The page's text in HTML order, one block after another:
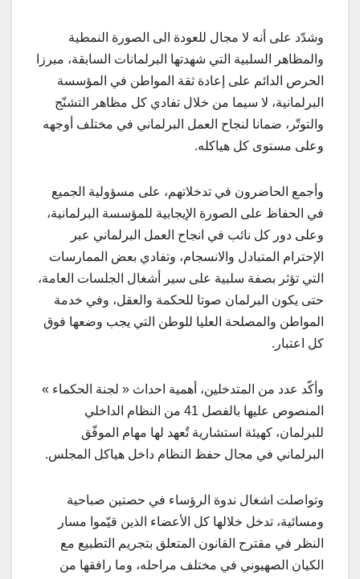
وشدّد على أنه لا مجال للعودة الى الصورة النمطية
والمظاهر السلبية التي شهدتها البرلمانات السابقة، مبرزا
الحرص الدائم على إعادة ثقة المواطن في المؤسسة
البرلمانية، لا سيما من خلال تفادي كل مظاهر التشنّج
والتوتّر، ضمانا لنجاح العمل البرلماني في مختلف أوجهه
وعلى مستوى كل هياكله.
وأجمع الحاضرون في تدخلاتهم، على مسؤولية الجميع
في الحفاظ على الصورة الإيجابية للمؤسسة البرلمانية،
وعلى دور كل نائب في انجاح العمل البرلماني عبر
الإحترام المتبادل والانسجام، وتفادي بعض الممارسات
التي تؤثر بصفة سلبية على سير أشغال الجلسات العامة،
حتى يكون البرلمان صوتا للحكمة والعقل، وفي خدمة
المواطن والمصلحة العليا للوطن التي يجب وضعها فوق
كل اعتبار.
وأكّد عدد من المتدخلين، أهمية احداث « لجنة الحكماء »
المنصوص عليها بالفصل 41 من النظام الداخلي
للبرلمان، كهيئة استشارية تٌعهد لها مهام الموفّق
البرلماني في مجال حفظ النظام داخل هياكل المجلس.
وتواصلت اشغال ندوة الرؤساء في حصتين صباحية
ومسائية، تدخل خلالها كل الأعضاء الذين قيّموا مسار
النظر في مقترح القانون المتعلق بتجريم التطبيع مع
الكيان الصهيوني في مختلف مراحله، وما رافقها من